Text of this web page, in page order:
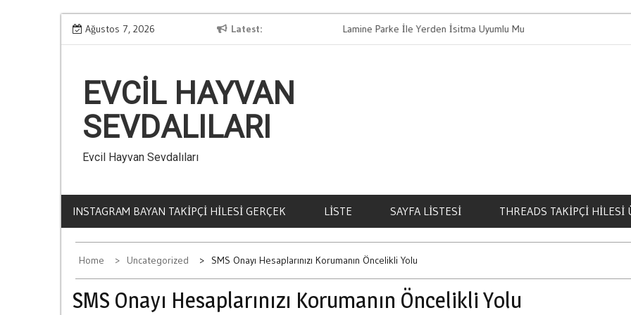
Skip
to
Ağustos 7, 2026 Latest
Kumarin Yasam Standartlarina Etkisi Lamine Parke İle Yerden İsitma Uyumlu Mu
EVCIL HAYVAN
SEVDALILARI
Evcil Hayvan Sevdalıları
INSTAGRAM BAYAN TAKIPÇI HILESI GERÇEK LISTE SAYFA LISTESI THREADS TAKIPÇI HILESI
Home Uncategorized SMS Onayı Hesaplarınızı Korumanın Öncelikli Yolu
SMS Onayı Hesaplarınızı Korumanın Öncelikli Yolu